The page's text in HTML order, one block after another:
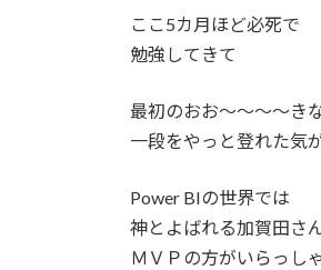
ここ5カ月ほど必死で
勉強してきて
最初のおお～～～～き
一段をやっと登れた気
Power BIの世界では
神とよばれる加賀田さ
ＭＶＰの方がいらっし